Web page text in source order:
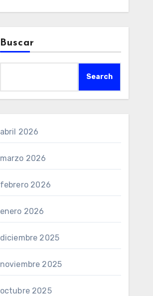
Buscar
Search
abril 2026
marzo 2026
febrero 2026
enero 2026
diciembre 2025
noviembre 2025
octubre 2025